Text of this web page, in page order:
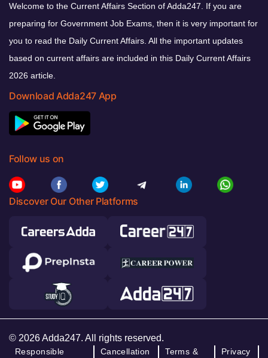
Welcome to the Current Affairs Section of Adda247. If you are
preparing for Government Job Exams, then it is very important for
you to read the Daily Current Affairs. All the important updates
based on current affairs are included in this Daily Current Affairs
2026 article.
Download Adda247 App
Follow us on
Discover Our Other Platforms
© 2026 Adda247. All rights reserved.
Responsible Cancellation Terms & Privacy